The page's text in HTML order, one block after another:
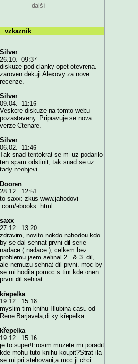
další
vzkazník
Silver
26.10. 09:37
diskuze pod clanky opet otevrena.
zaroven dekuji Alexovy za nove
recenze.
Silver
09.04. 11:16
Veskere diskuze na tomto webu
pozastaveny. Pripravuje se nova
verze Ctenare.
Silver
06.02. 11:46
Tak snad tentokrat se mi uz podarilo
ten spam odstinit, tak snad se uz
tady neobjevi
Dooren
28.12. 12:51
to saxx: zkus www.jahodovi
.com/ebooks. html
saxx
27.12. 13:20
zdravim, nevite nekdo nahodou kde
by se dal sehnat prvni dil serie
nadace ( nadace ), celkem bez
problemu jsem sehnal 2 . & 3. dil,
ale nemuzu sehnat dil prvni. moc by
se mi hodila pomoc s tim kde onen
prvni dil sehnat
křepelka
19.12. 15:18
myslim tim knihu Hlubina casu od
Rene Barjavela,di ky křepelka
křepelka
19.12. 15:16
je to super!Prosim muzete mi poradit
kde mohu tuto knihu koupit?Strat ila
se mi pri stehovani,a moc ji chci